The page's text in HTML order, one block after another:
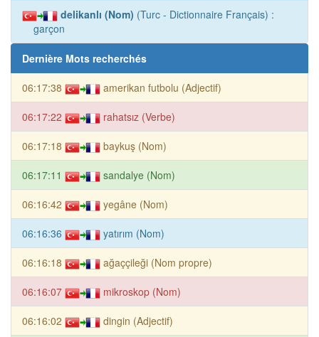
delikanlı (Nom) (Turc - Dictionnaire Français) :
garçon
Dernière Mots recherchés
06:17:38 amerikan futbolu (Adjectif)
06:17:22 rahatsız (Verbe)
06:17:18 baykuş (Nom)
06:17:11 sandalye (Nom)
06:16:42 yegâne (Nom)
06:16:36 yatırım (Nom)
06:16:18 ağaççileği (Nom propre)
06:16:07 mikroskop (Nom)
06:16:02 dingin (Adjectif)